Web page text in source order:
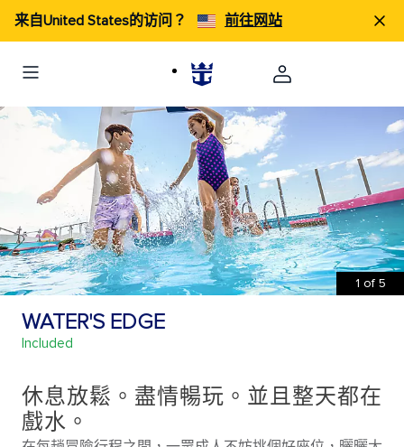
来自United States的访问？ 前往网站
1 of 5
WATER'S EDGE
Included
休息放鬆。盡情暢玩。並且整天都在
戲水。